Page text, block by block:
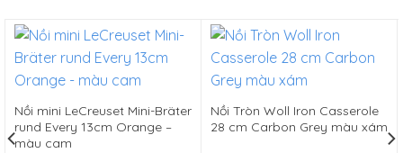
Nồi mini LeCreuset Mini-Bräter
rund Every 13cm Orange –
màu cam
Nồi Tròn Woll Iron Casserole
28 cm Carbon Grey màu xám